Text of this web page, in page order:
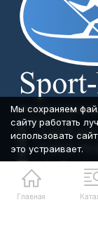
Главная
ДЛЯ СПОРТА
+7 (977)
+7 (977) 711-
Telegram
Мы сохраняем
сайту работать
использовать
это устраивает.